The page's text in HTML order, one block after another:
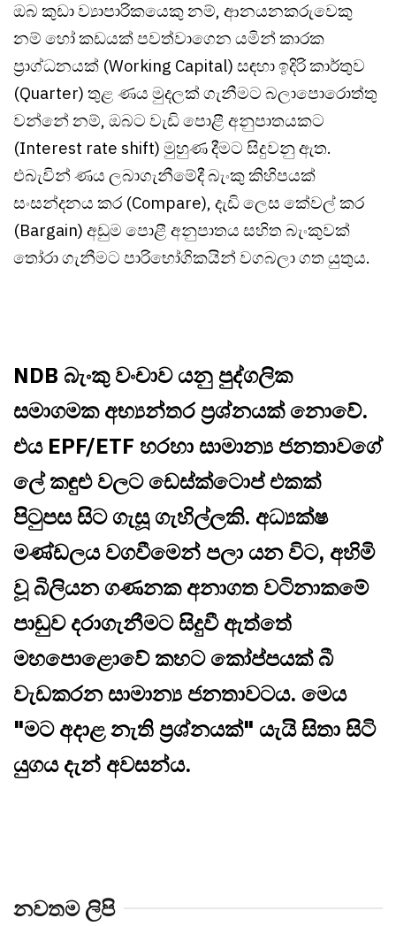
ඔබ කුඩා ව්‍යාපාරිකයෙකු නම්, ආනයනකරුවෙකු
නම් හෝ කඩයක් පවත්වාගෙන යමින් කාරක
ප්‍රාග්ධනයක් (Working Capital) සඳහා ඉදිරි කාර්තුව
(Quarter) තුළ ණය මුදලක් ගැනීමට බලාපොරොත්තු
වන්නේ නම්, ඔබට වැඩි පොළී අනුපාතයකට
(Interest rate shift) මුහුණ දීමට සිදුවනු ඇත.
එබැවින් ණය ලබාගැනීමේදී බැංකු කිහිපයක්
සංසන්දනය කර (Compare), දැඩි ලෙස කේවල් කර
(Bargain) අඩුම පොළී අනුපාතය සහිත බැංකුවක්
තෝරා ගැනීමට පාරිභෝගිකයින් වගබලා ගත යුතුය.
NDB බැංකු වංචාව යනු පුද්ගලික
සමාගමක අභ්‍යන්තර ප්‍රශ්නයක් නොවේ.
එය EPF/ETF හරහා සාමාන්‍ය ජනතාවගේ
ලේ කඳුළු වලට ඩෙස්ක්ටොප් එකක්
පිටුපස සිට ගැසූ ගැහිල්ලකි. අධ්‍යක්ෂ
මණ්ඩලය වගවීමෙන් පලා යන විට, අහිමි
වූ බිලියන ගණනක අනාගත වටිනාකමේ
පාඩුව දරාගැනීමට සිදුවී ඇත්තේ
මහපොළොවේ කහට කෝප්පයක් බී
වැඩකරන සාමාන්‍ය ජනතාවටය. මෙය
"මට අදාළ නැති ප්‍රශ්නයක්" යැයි සිතා සිටි
යුගය දැන් අවසන්ය.
නවතම ලිපි